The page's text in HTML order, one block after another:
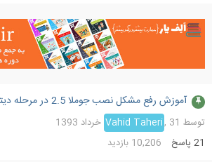
آموزش رفع مشکل نصب جوملا 2.5 در مرحله دیتابیس
توسط Vahid Taheri ,31 خرداد 1393
21پاسخ 10,206 بازدید